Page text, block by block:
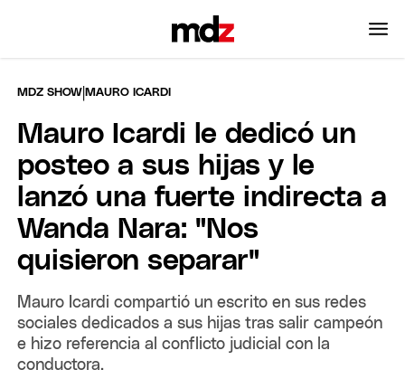
MDZ SHOW |MAURO ICARDI
Mauro Icardi le dedicó un
posteo a sus hijas y le
lanzó una fuerte indirecta a
Wanda Nara: "Nos
quisieron separar"
Mauro Icardi compartió un escrito en sus redes
sociales dedicados a sus hijas tras salir campeón
e hizo referencia al conflicto judicial con la
conductora.